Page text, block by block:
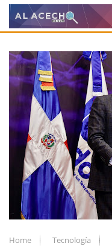
Home Tecnología